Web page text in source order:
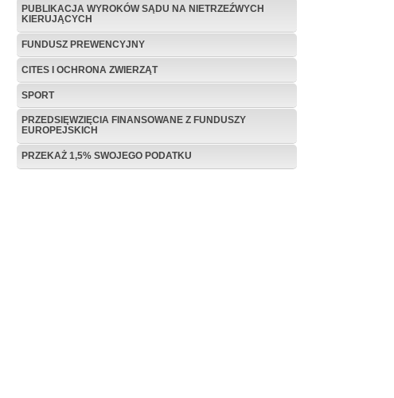
PUBLIKACJA WYROKÓW SĄDU NA NIETRZEŹWYCH
KIERUJĄCYCH
FUNDUSZ PREWENCYJNY
CITES I OCHRONA ZWIERZĄT
SPORT
PRZEDSIĘWZIĘCIA FINANSOWANE Z FUNDUSZY
EUROPEJSKICH
PRZEKAŻ 1,5% SWOJEGO PODATKU